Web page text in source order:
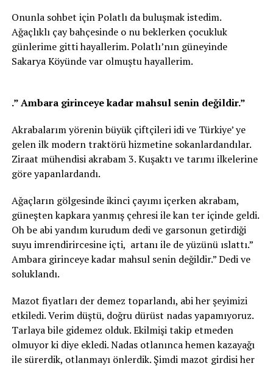
Onunla sohbet için Polatlı da buluşmak istedim.
Ağaçlıklı çay bahçesinde o nu beklerken çocukluk
günlerime gitti hayallerim. Polatlı’nın güneyinde
Sakarya Köyünde var olmuştu hayallerim.
.” Ambara girinceye kadar mahsul senin değildir.”
Akrabalarım yörenin büyük çiftçileri idi ve Türkiye’ ye
gelen ilk modern traktörü hizmetine sokanlardandılar.
Ziraat mühendisi akrabam 3. Kuşaktı ve tarımı ilkelerine
göre yapanlardandı.
Ağaçların gölgesinde ikinci çayımı içerken akrabam,
güneşten kapkara yanmış çehresi ile kan ter içinde geldi.
Oh be abi yandım kurudum dedi ve garsonun getirdiği
suyu imrendirircesine içti, artanı ile de yüzünü ıslattı.”
Ambara girinceye kadar mahsul senin değildir.” Dedi ve
soluklandı.
Mazot fiyatları der demez toparlandı, abi her şeyimizi
etkiledi. Verim düştü, doğru dürüst nadas yapamıyoruz.
Tarlaya bile gidemez olduk. Ekilmişi takip etmeden
olmuyor ki diye ekledi. Nadas otlanınca hemen kazayağı
ile sürerdik, otlanmayı önlerdik. Şimdi mazot girdisi her